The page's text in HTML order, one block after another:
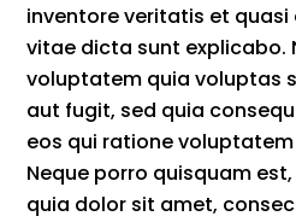
inventore veritatis et
vitae dicta sunt explicabo.
voluptatem quia voluptas
aut fugit, sed quia
eos qui ratione
Neque porro quisquam
quia dolor sit amet,